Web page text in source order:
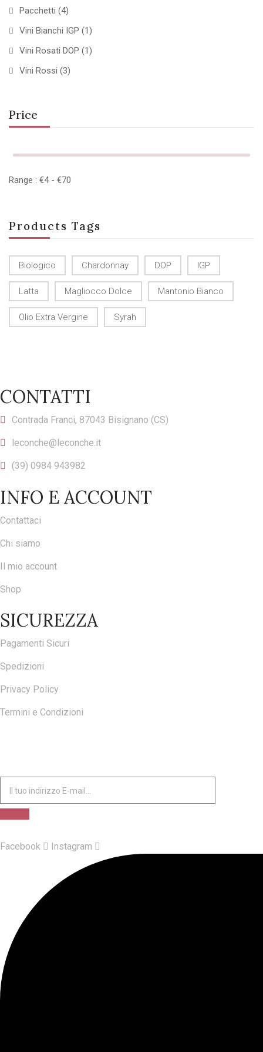
Pacchetti (4)
Vini Bianchi IGP (1)
Vini Rosati DOP (1)
Vini Rossi (3)
Price
Range : €4 - €70
Products Tags
Biologico Chardonnay DOP IGP
Latta Magliocco Dolce Mantonio Bianco
Olio Extra Vergine Syrah
CONTATTI
Contrada Franci, 87043 Bisignano (CS)
leconche@leconche.it
(39) 0984 943982
INFO E ACCOUNT
Contattaci
Chi siamo
Il mio account
Shop
SICUREZZA
Pagamenti Sicuri
Spedizioni
Privacy Policy
Termini e Condizioni
Facebook Instagram